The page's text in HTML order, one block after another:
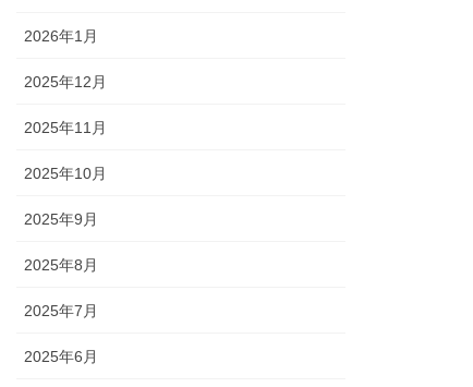
2026年1月
2025年12月
2025年11月
2025年10月
2025年9月
2025年8月
2025年7月
2025年6月